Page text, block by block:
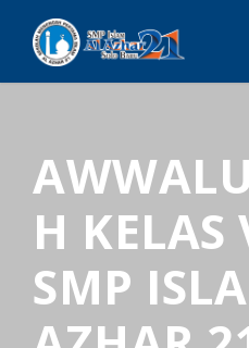
H
SMP